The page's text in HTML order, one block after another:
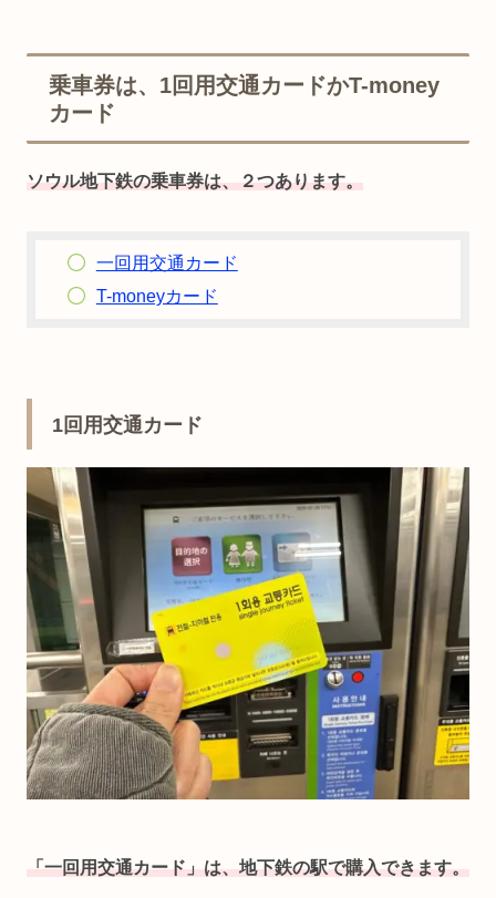
乗車券は、1回用交通カードかT-money
カード
ソウル地下鉄の乗車券は、２つあります。
一回用交通カード
T-moneyカード
1回用交通カード
「一回用交通カード」は、地下鉄の駅で購入できます。